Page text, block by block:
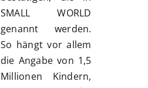
SMALL WORLD
genannt werden.
So hängt vor allem
die Angabe von 1,5
Millionen Kindern,